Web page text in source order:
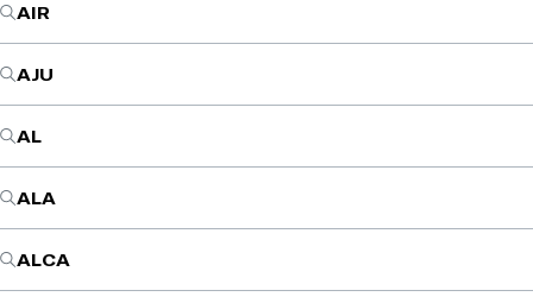
AIR
AJU
AL
ALA
ALCA